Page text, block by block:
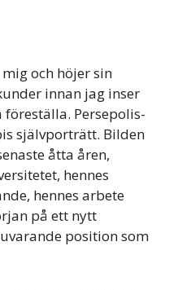
och höjer sin
innan jag inser
Persepolis-
självporträtt. Bilden
åtta åren,
hennes
hennes arbete
på ett nytt
position som